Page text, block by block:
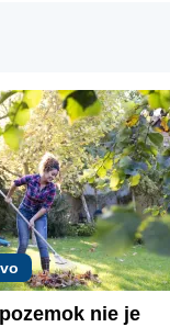
nie je